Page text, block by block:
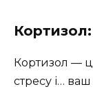
Кортизол —
стресу і…